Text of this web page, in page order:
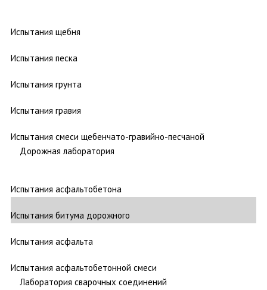
Испытания щебня
Испытания песка
Испытания грунта
Испытания гравия
Испытания смеси щебенчато-гравийно-песчаной
Дорожная лаборатория
Испытания асфальтобетона
Испытания битума дорожного
Испытания асфальта
Испытания асфальтобетонной смеси
Лаборатория сварочных соединений